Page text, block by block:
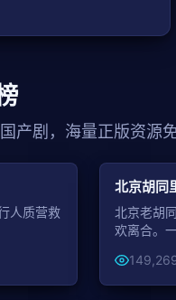
产剧，海量正版资源
人质营救
都市
北京胡同
北京老胡
欢离合。
99:13